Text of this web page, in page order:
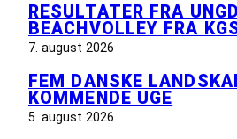
RESULTATER FRA
BEACHVOLLEY FRA
7. august 2026
FEM DANSKE
KOMMENDE UGE
5. august 2026